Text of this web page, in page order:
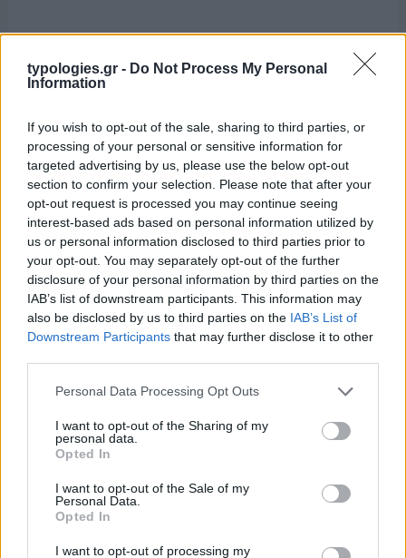
typologies.gr - Do Not Process My Personal
Information
If you wish to opt-out of the sale, sharing to third parties, or
processing of your personal or sensitive information for
targeted advertising by us, please use the below opt-out
section to confirm your selection. Please note that after your
opt-out request is processed you may continue seeing
interest-based ads based on personal information utilized by
us or personal information disclosed to third parties prior to
your opt-out. You may separately opt-out of the further
disclosure of your personal information by third parties on the
IAB’s list of downstream participants. This information may
also be disclosed by us to third parties on the IAB’s List of
Downstream Participants that may further disclose it to other
Please note that this website/app uses one or more Google
not limited to your visit or usage behaviour. You may click to
grant or deny consent to Google and its third-party tags to
use your data for below specified purposes in below Google
consent section.
Personal Data Processing Opt Outs
I want to opt-out of the Sharing of my
personal data.
Opted In
I want to opt-out of the Sale of my
Personal Data.
Opted In
I want to opt-out of processing my